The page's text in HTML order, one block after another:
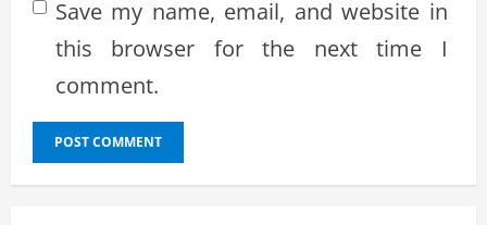
Save my name, email, and website in
this browser for the next time I
comment.